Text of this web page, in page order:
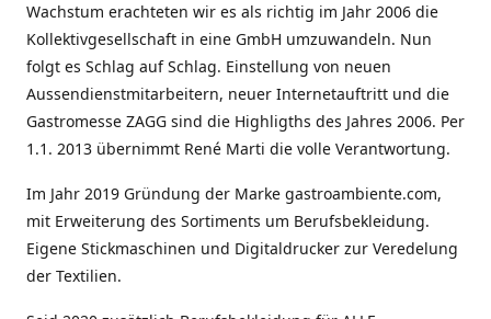
Wachstum erachteten wir es als richtig im Jahr 2006 die
Kollektivgesellschaft in eine GmbH umzuwandeln. Nun
folgt es Schlag auf Schlag. Einstellung von neuen
Aussendienstmitarbeitern, neuer Internetauftritt und die
Gastromesse ZAGG sind die Highligths des Jahres 2006. Per
1.1. 2013 übernimmt René Marti die volle Verantwortung.
Im Jahr 2019 Gründung der Marke gastroambiente.com,
mit Erweiterung des Sortiments um Berufsbekleidung.
Eigene Stickmaschinen und Digitaldrucker zur Veredelung
der Textilien.